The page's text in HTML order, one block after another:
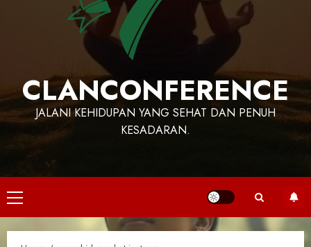
CLANCONFERENCE
JALANI KEHIDUPAN YANG SEHAT DAN PENUH
KESADARAN.
Primary
Menu